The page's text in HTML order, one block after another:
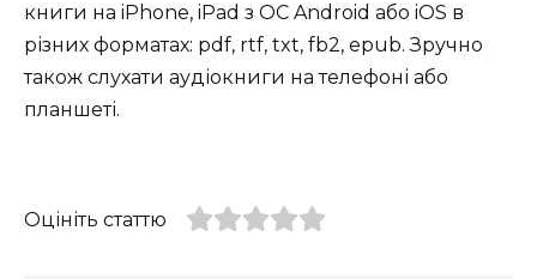
книги на iPhone, iPad з ОС Android або iOS в
різних форматах: pdf, rtf, txt, fb2, epub. Зручно
також слухати аудіокниги на телефоні або
планшеті.
Оцініть статтю